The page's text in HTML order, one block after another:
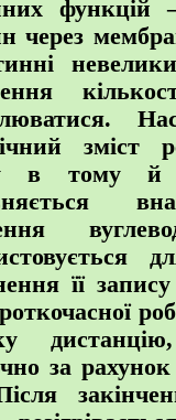
функцій
через
зміст
в тому й
її
за